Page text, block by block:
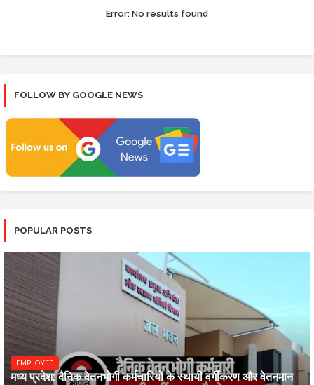
Error: No results found
FOLLOW BY GOOGLE NEWS
POPULAR POSTS
EMPLOYEE
मध्य प्रदेश: दैनिक वेतनभोगी कर्मचारियों के स्थायी वर्गीकरण और वेतनमान